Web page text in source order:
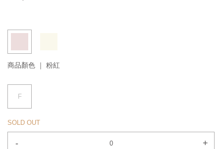
商品顏色 ｜ 粉紅
F
SOLD OUT
- +